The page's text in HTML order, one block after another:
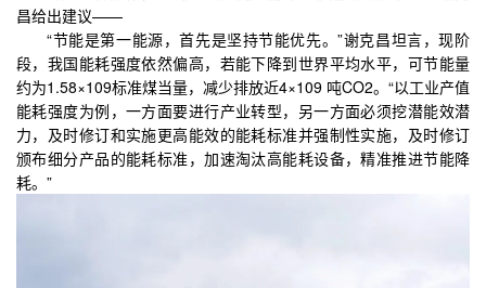
昌给出建议——
“节能是第一能源，首先是坚持节能优先。”谢克昌坦言，现阶
段，我国能耗强度依然偏高，若能下降到世界平均水平，可节能量
约为1.58×109标准煤当量，减少排放近4×109 吨CO2。“以工业产值
能耗强度为例，一方面要进行产业转型，另一方面必须挖潜能效潜
力，及时修订和实施更高能效的能耗标准并强制性实施，及时修订
颁布细分产品的能耗标准，加速淘汰高能耗设备，精准推进节能降
耗。”